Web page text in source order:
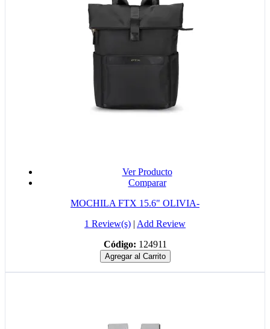
Ver Producto
Comparar
MOCHILA FTX 15.6" OLIVIA-
1 Review(s) | Add Review
Código: 124911
Agregar al Carrito